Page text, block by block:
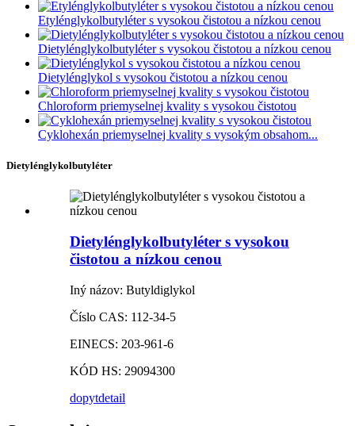
Etylénglykolbutyléter s vysokou čistotou a nízkou cenou
Dietylénglykolbutyléter s vysokou čistotou a nízkou cenou
Dietylénglykol s vysokou čistotou a nízkou cenou
Chloroform priemyselnej kvality s vysokou čistotou
Cyklohexán priemyselnej kvality s vysokým obsahom...
Dietylénglykolbutyléter
Dietylénglykolbutyléter s vysokou
čistotou a nízkou cenou
Iný názov: Butyldiglykol
Číslo CAS: 112-34-5
EINECS: 203-961-6
KÓD HS: 29094300
dopytdetail